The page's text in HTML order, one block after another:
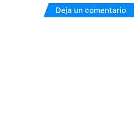
Deja un comentario